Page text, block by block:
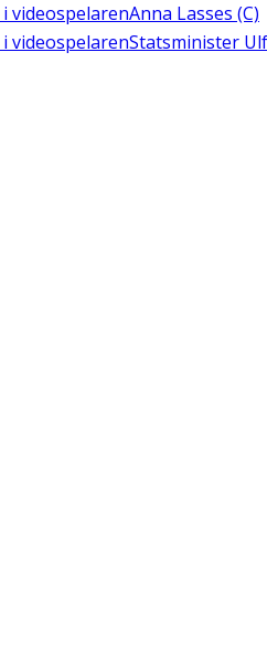
i videospelarenAnna Lasses (C)
i videospelarenStatsminister Ulf